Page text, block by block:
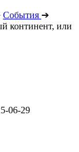
События ➔
континент, или
06-29